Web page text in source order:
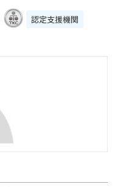
認定支援機関